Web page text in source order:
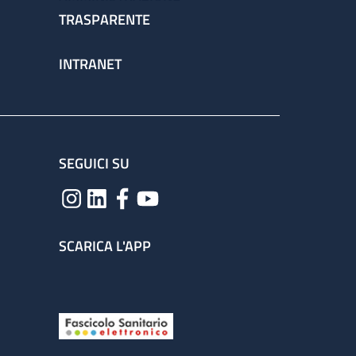
TRASPARENTE
INTRANET
SEGUICI SU
SCARICA L'APP